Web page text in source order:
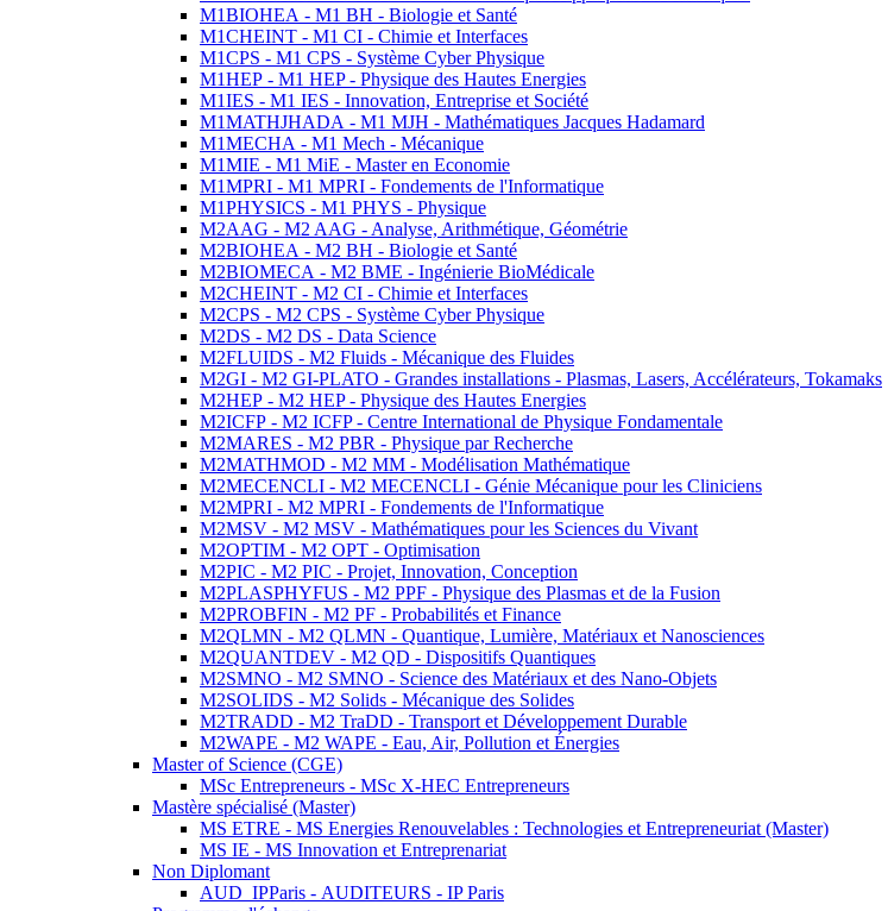
M1BIOHEA - M1 BH - Biologie et Santé
M1CHEINT - M1 CI - Chimie et Interfaces
M1CPS - M1 CPS - Système Cyber Physique
M1HEP - M1 HEP - Physique des Hautes Energies
M1IES - M1 IES - Innovation, Entreprise et Société
M1MATHJHADA - M1 MJH - Mathématiques Jacques Hadamard
M1MECHA - M1 Mech - Mécanique
M1MIE - M1 MiE - Master en Economie
M1MPRI - M1 MPRI - Fondements de l'Informatique
M1PHYSICS - M1 PHYS - Physique
M2AAG - M2 AAG - Analyse, Arithmétique, Géométrie
M2BIOHEA - M2 BH - Biologie et Santé
M2BIOMECA - M2 BME - Ingénierie BioMédicale
M2CHEINT - M2 CI - Chimie et Interfaces
M2CPS - M2 CPS - Système Cyber Physique
M2DS - M2 DS - Data Science
M2FLUIDS - M2 Fluids - Mécanique des Fluides
M2GI - M2 GI-PLATO - Grandes installations - Plasmas, Lasers, Accélérateurs, Tokamaks
M2HEP - M2 HEP - Physique des Hautes Energies
M2ICFP - M2 ICFP - Centre International de Physique Fondamentale
M2MARES - M2 PBR - Physique par Recherche
M2MATHMOD - M2 MM - Modélisation Mathématique
M2MECENCLI - M2 MECENCLI - Génie Mécanique pour les Cliniciens
M2MPRI - M2 MPRI - Fondements de l'Informatique
M2MSV - M2 MSV - Mathématiques pour les Sciences du Vivant
M2OPTIM - M2 OPT - Optimisation
M2PIC - M2 PIC - Projet, Innovation, Conception
M2PLASPHYFUS - M2 PPF - Physique des Plasmas et de la Fusion
M2PROBFIN - M2 PF - Probabilités et Finance
M2QLMN - M2 QLMN - Quantique, Lumière, Matériaux et Nanosciences
M2QUANTDEV - M2 QD - Dispositifs Quantiques
M2SMNO - M2 SMNO - Science des Matériaux et des Nano-Objets
M2SOLIDS - M2 Solids - Mécanique des Solides
M2TRADD - M2 TraDD - Transport et Développement Durable
M2WAPE - M2 WAPE - Eau, Air, Pollution et Énergies
Master of Science (CGE)
MSc Entrepreneurs - MSc X-HEC Entrepreneurs
Mastère spécialisé (Master)
MS ETRE - MS Energies Renouvelables : Technologies et Entrepreneuriat (Master)
MS IE - MS Innovation et Entreprenariat
Non Diplomant
AUD_IPParis - AUDITEURS - IP Paris